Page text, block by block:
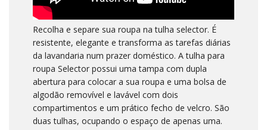
Recolha e separe sua roupa na tulha selector. É
resistente, elegante e transforma as tarefas diárias
da lavandaria num prazer doméstico. A tulha para
roupa Selector possui uma tampa com dupla
abertura para colocar a sua roupa e uma bolsa de
algodão removível e lavável com dois
compartimentos e um prático fecho de velcro. São
duas tulhas, ocupando o espaço de apenas uma.